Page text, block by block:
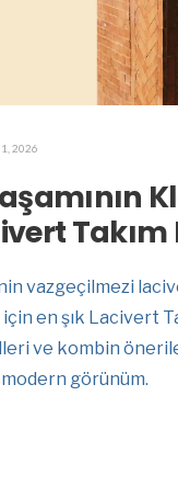
2026
Takım
vazgeçilmezi
en şık Lacivert
ve kombin
görünüm.